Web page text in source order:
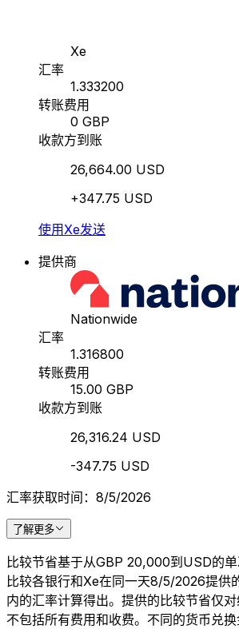
Xe
汇率
1.333200
转账费用
0 GBP
收款方到账
26,664.00 USD
+347.75 USD
使用Xe发送
提供商
Nationwide
汇率
1.316800
转账费用
15.00 GBP
收款方到账
26,316.24 USD
-347.75 USD
汇率获取时间：8/5/2026
了解更多
比较节省基于从GBP 20,000到USD的
比较各银行和Xe在同一天8/5/2026提供
内的汇率计算得出。提供的比较节省仅
不包括所有费用和收费。不同的货币兑